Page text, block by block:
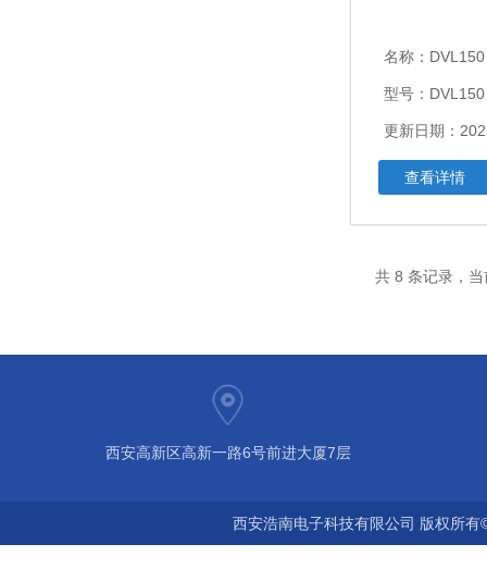
名称： DVL150 DVL50
型号：
更新日期：
查看详情
共 8 条记录，
西安高新区高新一路6号前进大厦7层
西安浩南电子科技有限公司 版权所